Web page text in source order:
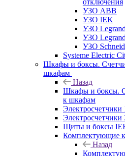
УЗО ABB
УЗО IEK
УЗО Legrand
УЗО
УЗО
Systeme Electric
Шкафы и боксы.
шкафам
Назад
Шкафы и боксы.
к шкафам
Электросчетчики
Электросчетчики
Щиты и боксы
Комплектующие
Назад